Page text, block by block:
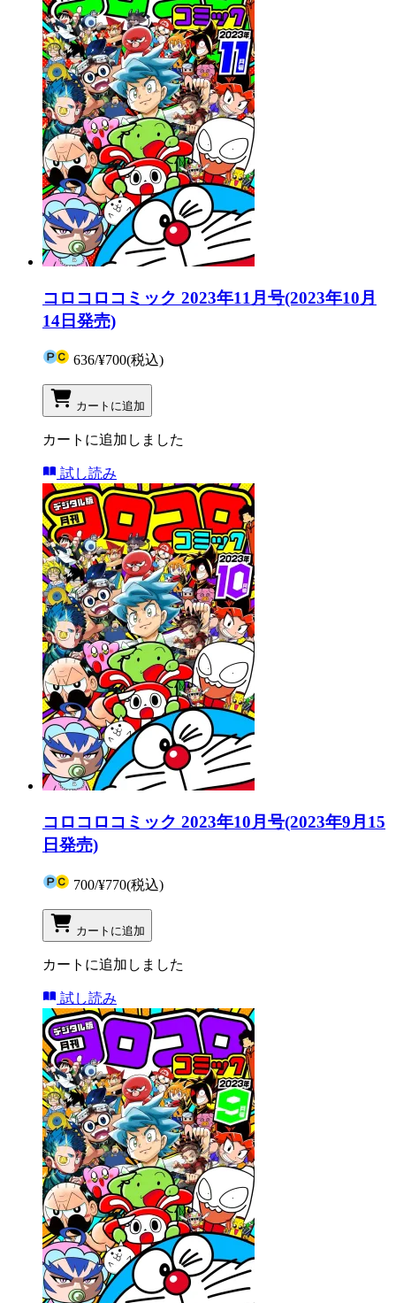
コロコロコミック 2023年11月号(2023年10月
14日発売)
636/¥700(税込)
カートに追加
カートに追加しました
試し読み
コロコロコミック 2023年10月号(2023年9月15
日発売)
700/¥770(税込)
カートに追加
カートに追加しました
試し読み